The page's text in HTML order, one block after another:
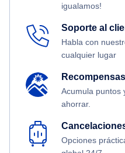
igualamos!
Soporte al
Habla con
cualquier lugar
Acumula puntos
ahorrar.
Opciones